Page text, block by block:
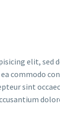
elit, sed
commodo
sint